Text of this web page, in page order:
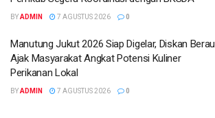
BYADMIN 7 AGUSTUS 2026 0
Manutung Jukut 2026 Siap Digelar, Diskan Berau
Ajak Masyarakat Angkat Potensi Kuliner
Perikanan Lokal
BYADMIN 7 AGUSTUS 2026 0